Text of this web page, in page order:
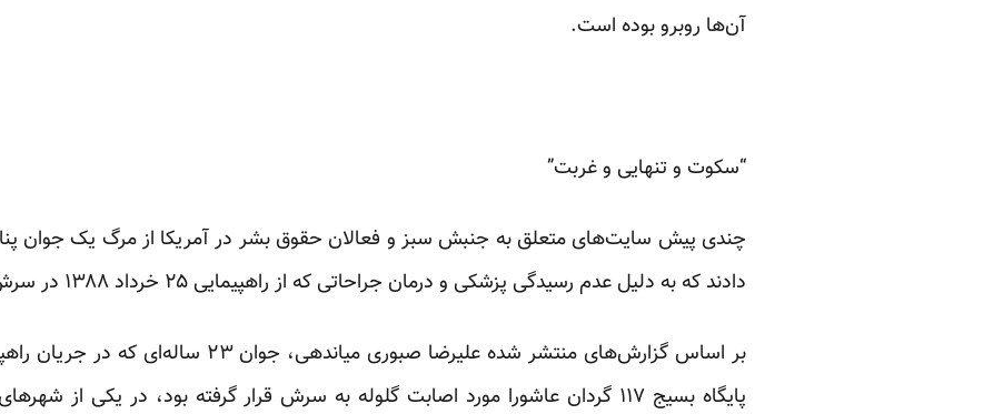
آن‌ها روبرو بوده است.
“سکوت و تنهایی و غربت”
چندی پیش سایت‌های متعلق به جنبش سبز و فعالان حقوق بشر در آمریکا از مرگ یک جوان
دادند که به دلیل عدم رسیدگی پزشکی و درمان جراحاتی که از راهپیمایی ۲۵ خرداد ۱۳۸۸ در سرش باقی مانده بود، جان سپرد.
بر اساس گزارش‌های منتشر شده
پایگاه بسیج ۱۱۷ گردان عاشورا مورد اصابت گلوله به سرش قرار گرفته بود، در یکی